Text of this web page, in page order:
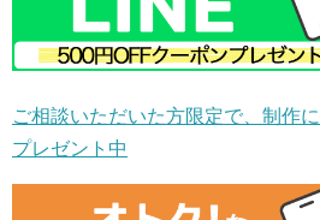
ご相談いただいた方限定で、制作
プレゼント中